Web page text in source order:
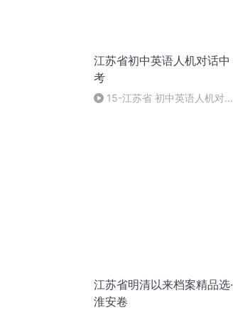
江苏省初中英语人机对话中
考
15-江苏省 初中英语人机对话
江苏省明清以来档案精品选·
淮安卷